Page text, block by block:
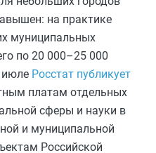
на практике
муниципальных
по 20 000–25 000
июле Росстат публикует
платам отдельных
сферы и науки в
и муниципальной
Российской